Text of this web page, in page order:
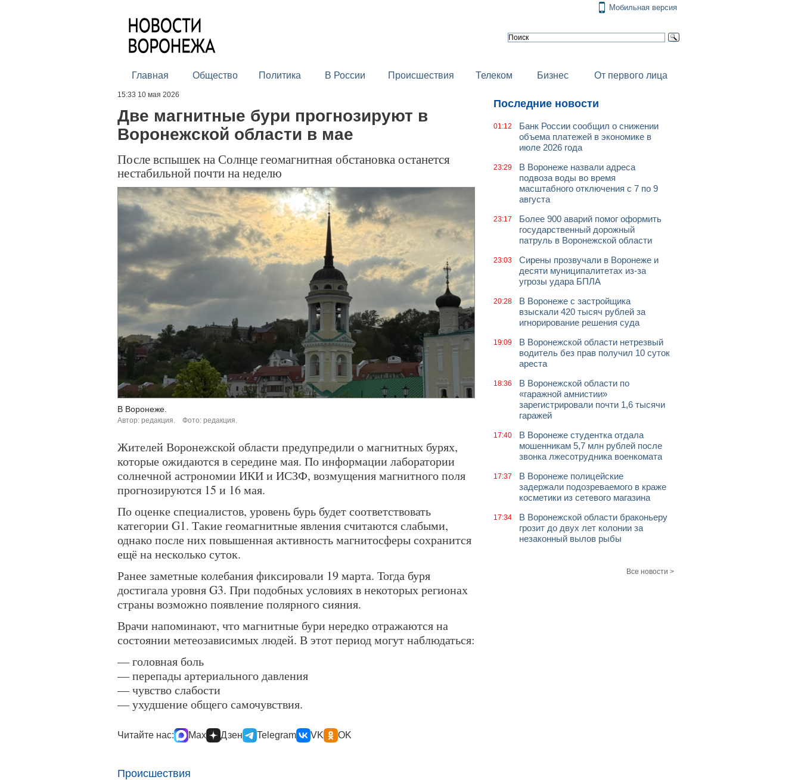
Мобильная версия
Главная Общество Политика В России Происшествия Телеком Бизнес От первого лица
15:33 10 мая 2026
Две магнитные бури прогнозируют в
Воронежской области в мае
После вспышек на Солнце геомагнитная обстановка останется
нестабильной почти на неделю
В Воронеже.
Автор: редакция. Фото: редакция.
Жителей Воронежской области предупредили о магнитных бурях,
которые ожидаются в середине мая. По информации лаборатории
солнечной астрономии ИКИ и ИСЗФ, возмущения магнитного поля
прогнозируются 15 и 16 мая.
По оценке специалистов, уровень бурь будет соответствовать
категории G1. Такие геомагнитные явления считаются слабыми,
однако после них повышенная активность магнитосферы сохранится
ещё на несколько суток.
Ранее заметные колебания фиксировали 19 марта. Тогда буря
достигала уровня G3. При подобных условиях в некоторых регионах
страны возможно появление полярного сияния.
Врачи напоминают, что магнитные бури нередко отражаются на
состоянии метеозависимых людей. В этот период могут наблюдаться:
— головная боль
— перепады артериального давления
— чувство слабости
— ухудшение общего самочувствия.
Читайте нас: Max Дзен Telegram VK OK
Происшествия
Последние новости
01:12
Банк России сообщил о снижении
объема платежей в экономике в
июле 2026 года
23:29
В Воронеже назвали адреса
подвоза воды во время
масштабного отключения с 7 по 9
августа
23:17
Более 900 аварий помог оформить
государственный дорожный
патруль в Воронежской области
23:03
Сирены прозвучали в Воронеже и
десяти муниципалитетах из-за
угрозы удара БПЛА
20:28
В Воронеже с застройщика
взыскали 420 тысяч рублей за
игнорирование решения суда
19:09
В Воронежской области нетрезвый
водитель без прав получил 10 суток
ареста
18:36
В Воронежской области по
«гаражной амнистии»
зарегистрировали почти 1,6 тысячи
гаражей
17:40
В Воронеже студентка отдала
мошенникам 5,7 млн рублей после
звонка лжесотрудника военкомата
17:37
В Воронеже полицейские
задержали подозреваемого в краже
косметики из сетевого магазина
17:34
В Воронежской области браконьеру
грозит до двух лет колонии за
незаконный вылов рыбы
Все новости >